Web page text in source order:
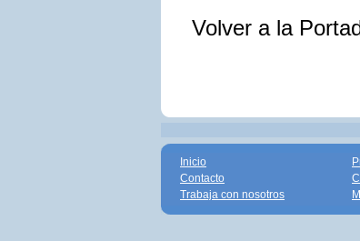
Volver a la
Inicio
Contacto
Trabaja con nosotros